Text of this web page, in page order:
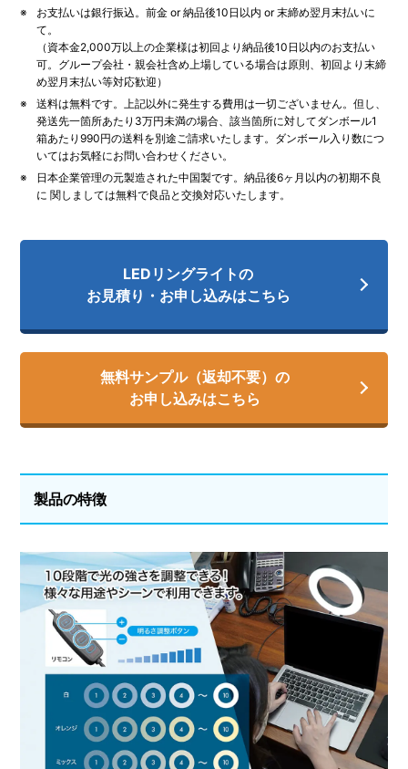
お支払いは銀行振込。前金 or 納品後10日以内 or 末締め翌⽉末払いに
て。
（資本⾦2,000万以上の企業様は初回より納品後10日以内のお支払い
可。グループ会社・親会社含め上場している場合は原則、初回より末締
め翌月末払い等対応歓迎）
送料は無料です。上記以外に発生する費用は一切ございません。但し、
発送先一箇所あたり3万円未満の場合、該当箇所に対してダンボール1
箱あたり990円の送料を別途ご請求いたします。ダンボール入り数につ
いてはお気軽にお問い合わせください。
日本企業管理の元製造された中国製です。納品後6ヶ月以内の初期不良
に 関しましては無料で良品と交換対応いたします。
LEDリングライトの
お見積り・お申し込みはこちら
無料サンプル（返却不要）の
お申し込みはこちら
製品の特徴